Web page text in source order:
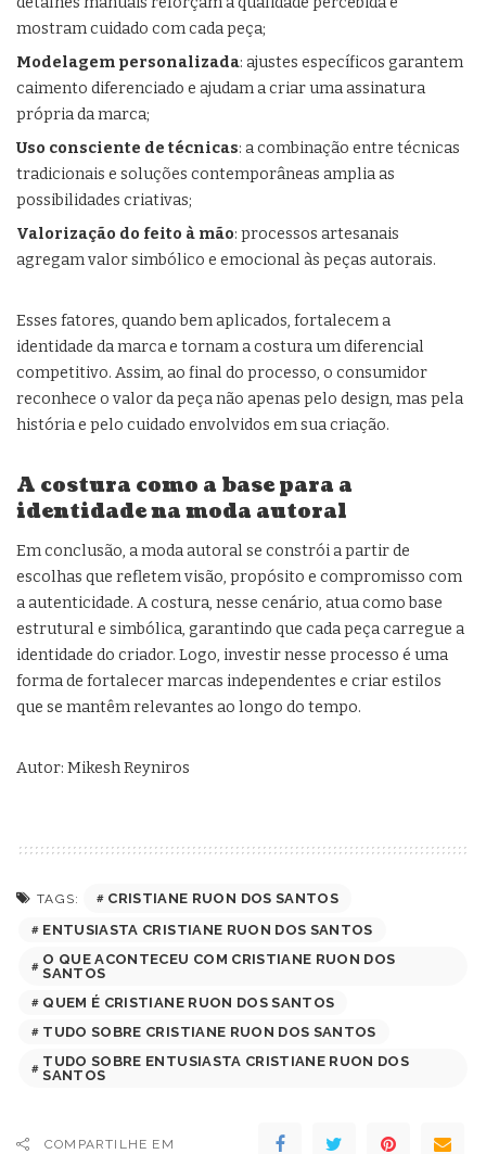
mostram cuidado com cada peça;
Modelagem personalizada: ajustes específicos garantem
caimento diferenciado e ajudam a criar uma assinatura
própria da marca;
Uso consciente de técnicas: a combinação entre técnicas
tradicionais e soluções contemporâneas amplia as
possibilidades criativas;
Valorização do feito à mão: processos artesanais
agregam valor simbólico e emocional às peças autorais.
Esses fatores, quando bem aplicados, fortalecem a
identidade da marca e tornam a costura um diferencial
competitivo. Assim, ao final do processo, o consumidor
reconhece o valor da peça não apenas pelo design, mas pela
história e pelo cuidado envolvidos em sua criação.
A costura como a base para a
identidade na moda autoral
Em conclusão, a moda autoral se constrói a partir de
escolhas que refletem visão, propósito e compromisso com
a autenticidade. A costura, nesse cenário, atua como base
estrutural e simbólica, garantindo que cada peça carregue a
identidade do criador. Logo, investir nesse processo é uma
forma de fortalecer marcas independentes e criar estilos
que se mantêm relevantes ao longo do tempo.
Autor: Mikesh Reyniros
TAGS:
CRISTIANE RUON DOS SANTOS
ENTUSIASTA CRISTIANE RUON DOS SANTOS
O QUE ACONTECEU COM CRISTIANE RUON DOS
SANTOS
QUEM É CRISTIANE RUON DOS SANTOS
TUDO SOBRE CRISTIANE RUON DOS SANTOS
TUDO SOBRE ENTUSIASTA CRISTIANE RUON DOS
SANTOS
COMPARTILHE EM